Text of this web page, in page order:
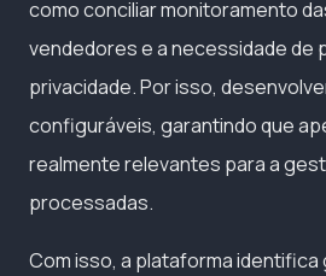
como conciliar monitoramento
vendedores e a necessidade de
privacidade. Por isso,
configuráveis, garantindo que
realmente relevantes para a
processadas.
Com isso, a plataforma identifica